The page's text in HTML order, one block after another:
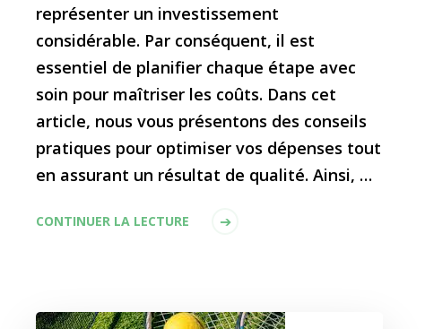
représenter un investissement
considérable. Par conséquent, il est
essentiel de planifier chaque étape avec
soin pour maîtriser les coûts. Dans cet
article, nous vous présentons des conseils
pratiques pour optimiser vos dépenses tout
en assurant un résultat de qualité. Ainsi, …
CONTINUER LA LECTURE